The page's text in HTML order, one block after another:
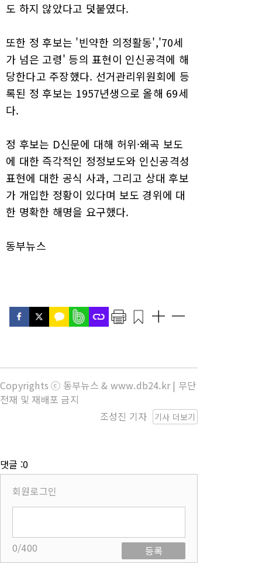
도 하지 않았다고 덧붙였다.
또한 정 후보는 '빈약한 의정활동','70세
가 넘은 고령' 등의 표현이 인신공격에 해
당한다고 주장했다. 선거관리위원회에 등
록된 정 후보는 1957년생으로 올해 69세
다.
정 후보는 D신문에 대해 허위·왜곡 보도
에 대한 즉각적인 정정보도와 인신공격성
표현에 대한 공식 사과, 그리고 상대 후보
가 개입한 정황이 있다며 보도 경위에 대
한 명확한 해명을 요구했다.
동부뉴스
Copyrights ⓒ 동부뉴스 & www.db24.kr | 무단
전재 및 재배포 금지
기사 더보기
조성진 기자
댓글 :0
회원로그인
0/400
등록